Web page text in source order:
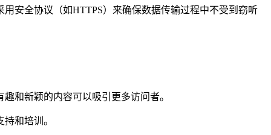
安全协议（如HTTPS）来确保数据传输过程中不受到窃听
和新颖的内容可以吸引更多访问者。
和培训。